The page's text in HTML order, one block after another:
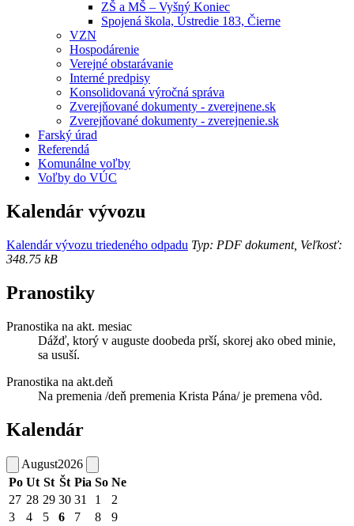
ZŠ a MŠ – Vyšný Koniec
Spojená škola, Ústredie 183, Čierne
VZN
Hospodárenie
Verejné obstarávanie
Interné predpisy
Konsolidovaná výročná správa
Zverejňované dokumenty - zverejnene.sk
Zverejňované dokumenty - zverejnenie.sk
Farský úrad
Referendá
Komunálne voľby
Voľby do VÚC
Kalendár vývozu
Kalendár vývozu triedeného odpadu Typ: PDF dokument, Veľkosť:
348.75 kB
Pranostiky
Pranostika na akt. mesiac
Dážď, ktorý v auguste doobeda prší, skorej ako obed minie,
sa usuší.
Pranostika na akt.deň
Na premenia /deň premenia Krista Pána/ je premena vôd.
Kalendár
August2026
Po Ut St Št Pia So Ne
27 28 29 30 31 1
2
3
4 5 6 7 8
9